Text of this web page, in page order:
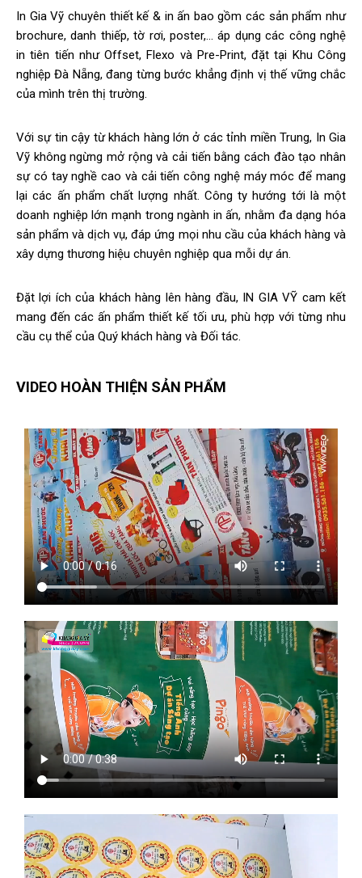
In Gia Vỹ chuyên thiết kế & in ấn bao gồm các sản phẩm như
brochure, danh thiếp, tờ rơi, poster,... áp dụng các công nghệ
in tiên tiến như Offset, Flexo và Pre-Print, đặt tại Khu Công
nghiệp Đà Nẵng, đang từng bước khẳng định vị thế vững chắc
của mình trên thị trường.
Với sự tin cậy từ khách hàng lớn ở các tỉnh miền Trung, In Gia
Vỹ không ngừng mở rộng và cải tiến bằng cách đào tạo nhân
sự có tay nghề cao và cải tiến công nghệ máy móc để mang
lại các ấn phẩm chất lượng nhất. Công ty hướng tới là một
doanh nghiệp lớn mạnh trong ngành in ấn, nhằm đa dạng hóa
sản phẩm và dịch vụ, đáp ứng mọi nhu cầu của khách hàng và
xây dựng thương hiệu chuyên nghiệp qua mỗi dự án.
Đặt lợi ích của khách hàng lên hàng đầu, IN GIA VỸ cam kết
mang đến các ấn phẩm thiết kế tối ưu, phù hợp với từng nhu
cầu cụ thể của Quý khách hàng và Đối tác.
VIDEO HOÀN THIỆN SẢN PHẨM